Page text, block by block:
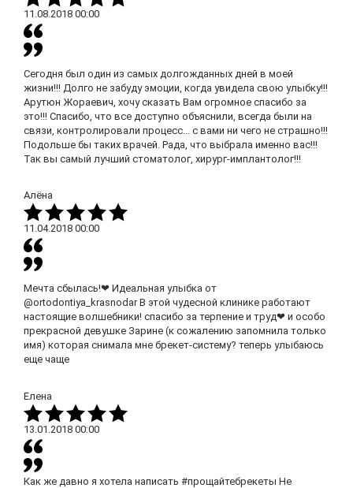
11.08.2018 00:00
Сегодня был один из самых долгожданных дней в моей
жизни!!! Долго не забуду эмоции, когда увидела свою улыбку!!!
Арутюн Жораевич, хочу сказать Вам огромное спасибо за
это!!! Спасибо, что все доступно объяснили, всегда были на
связи, контролировали процесс... с вами ни чего не страшно!!!
Подольше бы таких врачей. Рада, что выбрала именно вас!!!
Так вы самый лучший стоматолог, хирург-имплантолог!!!
Алёна
11.04.2018 00:00
Мечта сбылась!❤ Идеальная улыбка от
@ortodontiya_krasnodar В этой чудесной клинике работают
настоящие волшебники! спасибо за терпение и труд❤ и особо
прекрасной девушке Зарине (к сожалению запомнила только
имя) которая снимала мне брекет-систему? теперь улыбаюсь
еще чаще
Елена
13.01.2018 00:00
Как же давно я хотела написать #прощайтебрекеты Не